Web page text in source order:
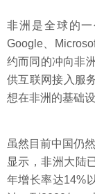
非洲是全球的
Google、
约而同的冲向非
供互联网接入服
想在非洲的基础
虽然目前中国仍
显示，非洲大陆
年增长率达14%